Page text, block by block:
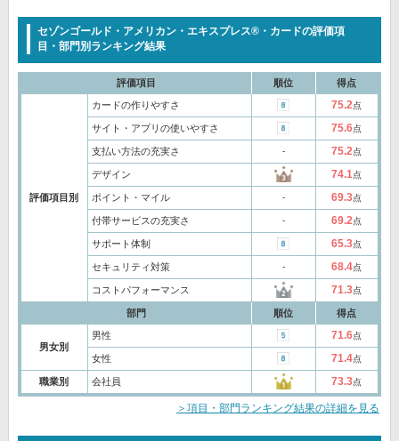
セゾンゴールド・アメリカン・エキスプレス®・カードの評価項
目・部門別ランキング結果
評価項目 順位 得点
評価項目別
カードの作りやすさ 75.2点
サイト・アプリの使いやすさ 75.6点
支払い方法の充実さ ‐ 75.2点
デザイン 74.1点
ポイント・マイル ‐ 69.3点
付帯サービスの充実さ ‐ 69.2点
サポート体制 65.3点
セキュリティ対策 ‐ 68.4点
コストパフォーマンス 71.3点
部門 順位 得点
男女別
男性 71.6点
女性 71.4点
職業別 会社員 73.3点
＞項目・部門ランキング結果の詳細を見る